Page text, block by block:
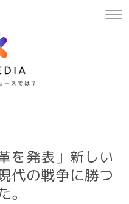
を発表」新しい
代の戦争に勝つ